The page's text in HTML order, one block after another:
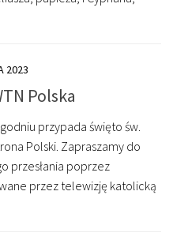
2023
Polska
przypada święto św.
Polski. Zapraszamy do
przesłania poprzez
przez telewizję katolicką